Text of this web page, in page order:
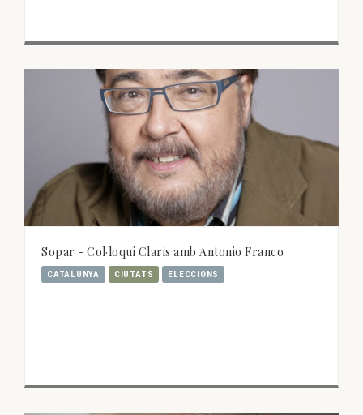
Sopar - Col·loqui Claris amb Antonio Franco
CATALUNYA CIUTATS ELECCIONS